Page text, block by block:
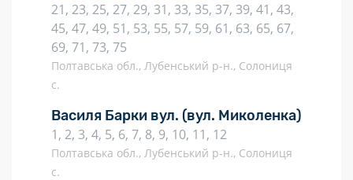
21, 23, 25, 27, 29, 31, 33, 35, 37, 39, 41, 43,
45, 47, 49, 51, 53, 55, 57, 59, 61, 63, 65, 67,
69, 71, 73, 75
Полтавська обл., Лубенський р-н., Солониця
с.
Василя Барки вул. (вул. Миколенка)
1, 2, 3, 4, 5, 6, 7, 8, 9, 10, 11, 12
Полтавська обл., Лубенський р-н., Солониця
с.